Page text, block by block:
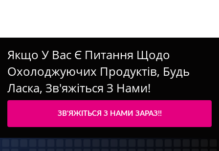
Якщо У Вас Є Питання Щодо
Охолоджуючих Продуктів, Будь
Ласка, Зв'яжіться З Нами!
ЗВ'ЯЖІТЬСЯ З НАМИ ЗАРАЗ!!